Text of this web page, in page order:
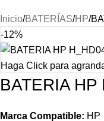
Inicio BATERÍAS HP
-12%
Haga Click para
BATERIA
Marca Compatible: HP